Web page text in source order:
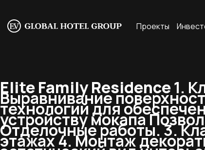
Проекты
Elite Family Residence1.
Выравнивание
технологий для
устройству мокапа
Отделочные работы. 3.
этажах 4. Монтаж